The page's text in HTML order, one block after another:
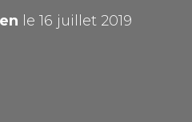
le 16 juillet 2019